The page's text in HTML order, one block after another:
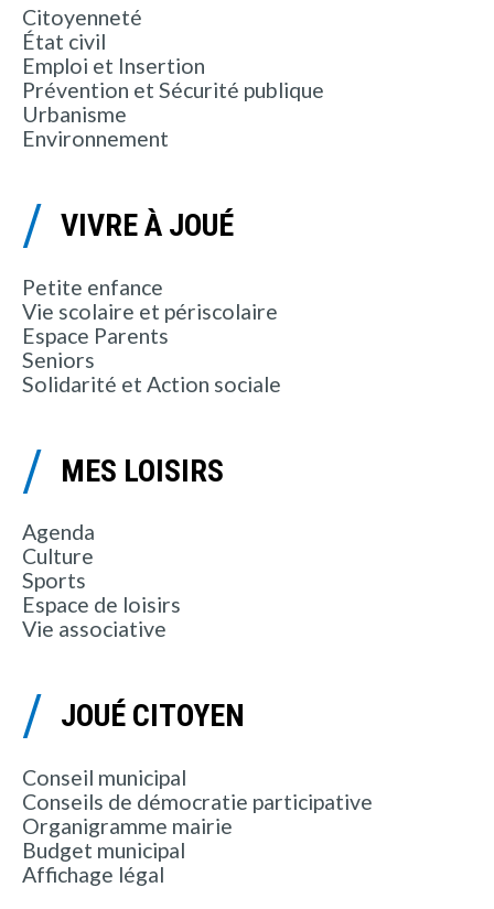
Citoyenneté
État civil
Emploi et Insertion
Prévention et Sécurité publique
Urbanisme
Environnement
VIVRE À JOUÉ
Petite enfance
Vie scolaire et périscolaire
Espace Parents
Seniors
Solidarité et Action sociale
MES LOISIRS
Agenda
Culture
Sports
Espace de loisirs
Vie associative
JOUÉ CITOYEN
Conseil municipal
Conseils de démocratie participative
Organigramme mairie
Budget municipal
Affichage légal